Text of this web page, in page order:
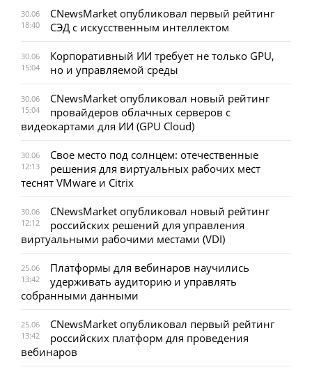
30.06
18:40
CNewsMarket опубликовал первый рейтинг
СЭД с искусственным интеллектом
30.06
15:04
Корпоративный ИИ требует не только GPU,
но и управляемой среды
30.06
15:04
CNewsMarket опубликовал новый рейтинг
провайдеров облачных серверов с
видеокартами для ИИ (GPU Cloud)
30.06
12:13
Свое место под солнцем: отечественные
решения для виртуальных рабочих мест
теснят VMware и Citrix
30.06
12:12
CNewsMarket опубликовал новый рейтинг
российских решений для управления
виртуальными рабочими местами (VDI)
25.06
13:42
Платформы для вебинаров научились
удерживать аудиторию и управлять
собранными данными
25.06
13:42
CNewsMarket опубликовал первый рейтинг
российских платформ для проведения
вебинаров